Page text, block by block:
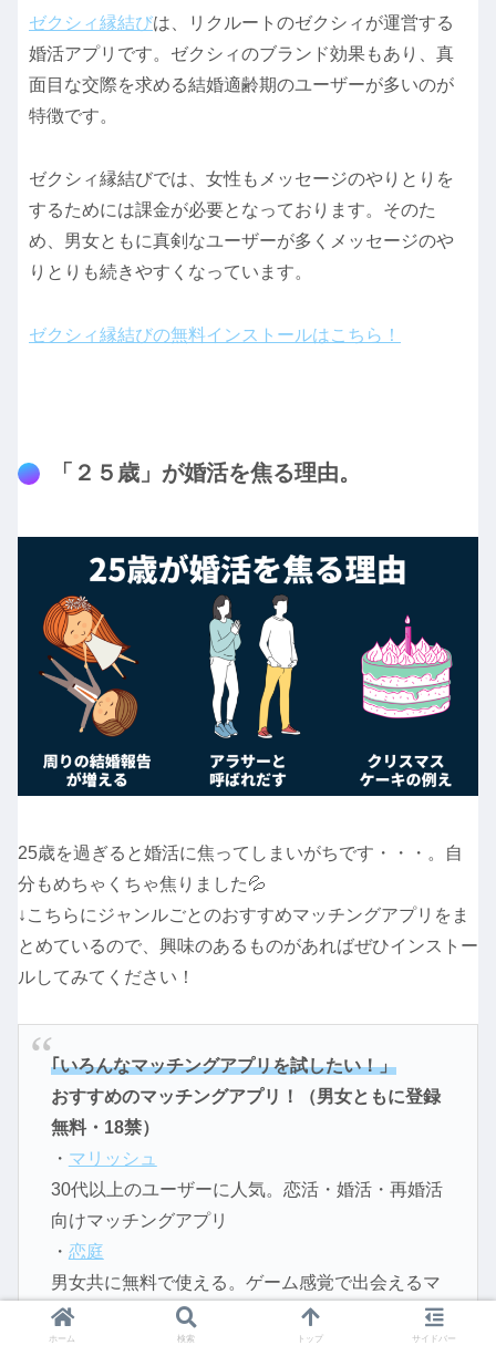
ゼクシィ縁結びは、リクルートのゼクシィが運営する
婚活アプリです。ゼクシィのブランド効果もあり、真
面目な交際を求める結婚適齢期のユーザーが多いのが
特徴です。
ゼクシィ縁結びでは、女性もメッセージのやりとりを
するためには課金が必要となっております。そのた
め、男女ともに真剣なユーザーが多くメッセージのや
りとりも続きやすくなっています。
ゼクシィ縁結びの無料インストールはこちら！
「２５歳」が婚活を焦る理由。
25歳を過ぎると婚活に焦ってしまいがちです・・・。自
分もめちゃくちゃ焦りました💦
↓こちらにジャンルごとのおすすめマッチングアプリをま
とめているので、興味のあるものがあればぜひインストー
ルしてみてください！
｢いろんなマッチングアプリを試したい！」
おすすめのマッチングアプリ！（男女ともに登録
無料・18禁）
・ マリッシュ
30代以上のユーザーに人気。恋活・婚活・再婚活
向けマッチングアプリ
・ 恋庭
男女共に無料で使える。ゲーム感覚で出会えるマ
ッチングアプリ
・タップル
ホーム 検索 トップ サイドバー